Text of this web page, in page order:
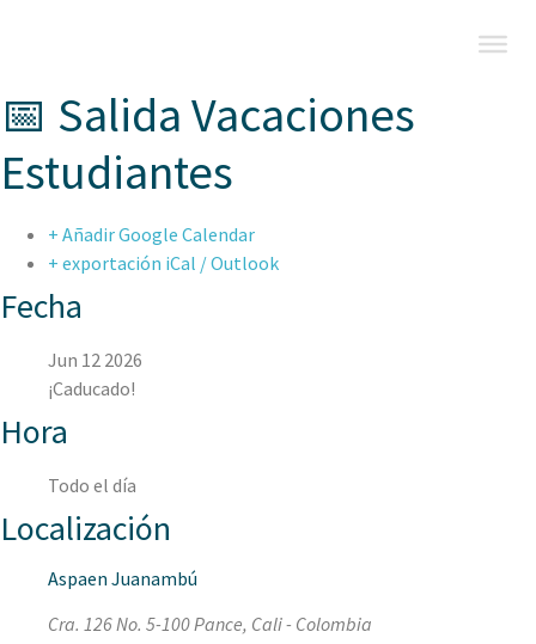
📅 Salida Vacaciones
Estudiantes
+ Añadir Google Calendar
+ exportación iCal / Outlook
Fecha
Jun 12 2026
¡Caducado!
Hora
Todo el día
Localización
Aspaen Juanambú
Cra. 126 No. 5-100 Pance, Cali - Colombia